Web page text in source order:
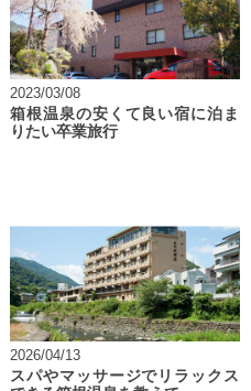
2023/03/08
箱根温泉の安くて良い宿に泊ま
りたい卒業旅行
2026/04/13
スパやマッサージでリラックス